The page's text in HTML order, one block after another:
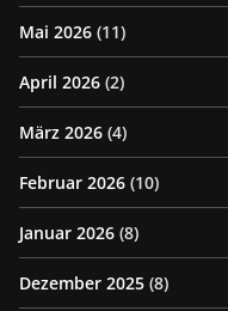
Mai 2026 (11)
April 2026 (2)
März 2026 (4)
Februar 2026 (10)
Januar 2026 (8)
Dezember 2025 (8)